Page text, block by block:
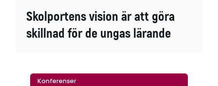
Skolportens vision är att göra
skillnad för de ungas lärande
Konferenser